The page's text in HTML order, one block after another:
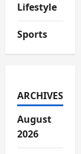
Lifestyle
Sports
ARCHIVES
August
2026